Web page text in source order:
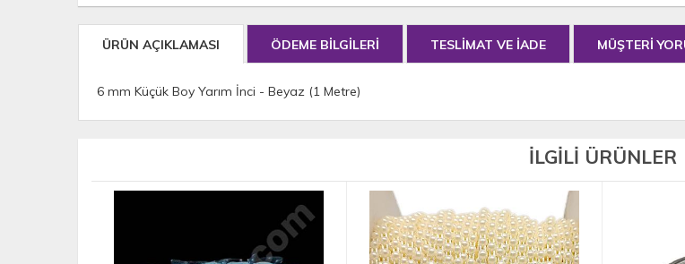
ÜRÜN AÇIKLAMASI ÖDEME BİLGİLERİ TESLİMAT VE İADE MÜŞTERİ
6 mm Küçük Boy Yarım İnci - Beyaz (1 Metre)
İLGİLİ ÜRÜNLER